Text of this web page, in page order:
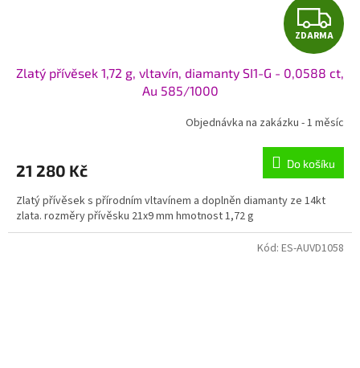
Z
D
A
R
M
A
ZDARMA
Zlatý přívěsek 1,72 g, vltavín, diamanty SI1-G - 0,0588 ct,
Au 585/1000
Objednávka na zakázku - 1 měsíc
21 280 Kč Do košíku
Zlatý přívěsek s přírodním vltavínem a doplněn diamanty ze 14kt
zlata. rozměry přívěsku 21x9 mm hmotnost 1,72 g
Kód: ES-AUVD1058